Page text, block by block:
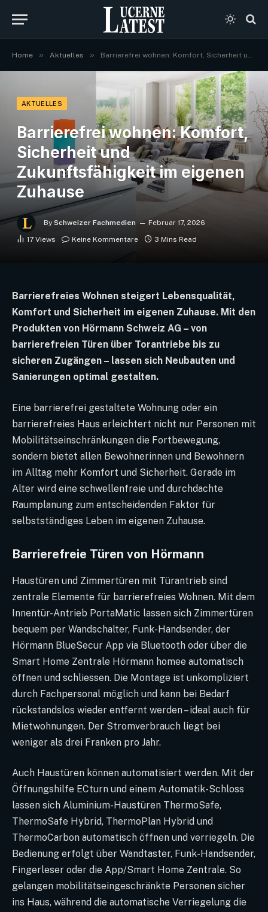
Home » Aktuelles » Barrierefrei wohnen: Komfort, Sicherheit und Zukunftsfähigkeit im eigenen Zuhause
AKTUELLES
Barrierefrei wohnen: Komfort,
Sicherheit und
Zukunftsfähigkeit im eigenen
Zuhause
By Schweizer Fachmedien
Februar 17, 2026
17 Views Keine Kommentare 3 Mins Read
Barrierefreies Wohnen steigert Lebensqualität,
Komfort und Sicherheit im eigenen Zuhause. Mit den
Produkten von Hörmann Schweiz AG – von
barrierefreien Türen über Torantriebe bis zu
sicheren Zugängen – lassen sich Neubauten und
Sanierungen optimal gestalten.
Eine barrierefrei gestaltete Wohnung oder ein
barrierefreies Haus erleichtert nicht nur Personen mit
Mobilitätseinschränkungen die Fortbewegung,
sondern bietet allen Bewohnerinnen und Bewohnern
im Alltag mehr Komfort und Sicherheit. Gerade im
Alter wird eine schwellenfreie und durchdachte
Raumplanung zum entscheidenden Faktor für
selbstständiges Leben im eigenen Zuhause.
Barrierefreie Türen von Hörmann
Haustüren und Zimmertüren mit Türantrieb sind
zentrale Elemente für barrierefreies Wohnen. Mit dem
Innentür-Antrieb PortaMatic lassen sich Zimmertüren
bequem per Wandschalter, Funk-Handsender, der
Hörmann BlueSecur App via Bluetooth oder über die
Smart Home Zentrale Hörmann homee automatisch
öffnen und schliessen. Die Montage ist unkompliziert
durch Fachpersonal möglich und kann bei Bedarf
rückstandslos wieder entfernt werden – ideal auch für
Mietwohnungen. Der Stromverbrauch liegt bei
weniger als drei Franken pro Jahr.
Auch Haustüren können automatisiert werden. Mit der
Öffnungshilfe ECturn und einem Automatik-Schloss
lassen sich Aluminium-Haustüren ThermoSafe,
ThermoSafe Hybrid, ThermoPlan Hybrid und
ThermoCarbon automatisch öffnen und verriegeln. Die
Bedienung erfolgt über Wandtaster, Funk-Handsender,
Fingerleser oder die App/Smart Home Zentrale. So
gelangen mobilitätseingeschränkte Personen sicher
ins Haus, während die automatische Verriegelung die